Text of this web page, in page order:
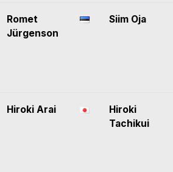
Romet
Jürgenson
Siim Oja
Hiroki Arai
Hiroki
Tachikui